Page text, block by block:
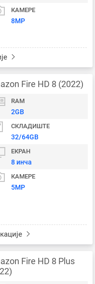
КАМЕРЕ
8MP
Fire HD 8 (2022)
RAM
2GB
СКЛАДИШТЕ
32/64GB
ЕКРАН
8 инча
КАМЕРЕ
5MP
Fire HD 8 Plus